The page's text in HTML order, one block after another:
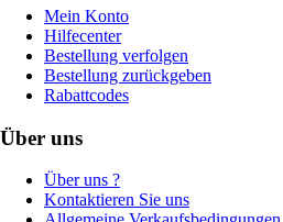
Mein Konto
Hilfecenter
Bestellung verfolgen
Bestellung zurückgeben
Rabattcodes
Über uns
Über uns ?
Kontaktieren Sie uns